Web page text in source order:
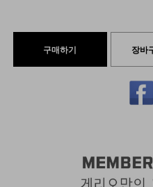
구매하기 장바